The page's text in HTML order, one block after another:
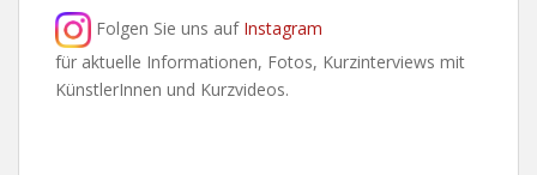
Folgen Sie uns auf Instagram
für aktuelle Informationen, Fotos, Kurzinterviews mit
KünstlerInnen und Kurzvideos.